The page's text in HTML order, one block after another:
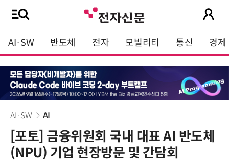
AI·SW 반도체 전자 모빌리티 통신 경제
AI·SW AI
[포토] 금융위원회 국내 대표 AI 반도체
(NPU) 기업 현장방문 및 간담회